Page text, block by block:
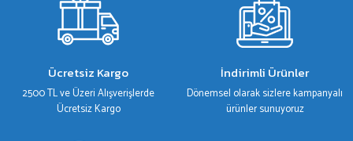
Ürün resmi kalitesiz, bozuk veya görüntülenemiyor.
Ürün açıklamasında eksik bilgiler bulunuyor.
Ürün fiyatı diğer sitelerden daha pahalı.
Bu ürüne benzer farklı alternatifler olmalı.
Ücretsiz Kargo
2500 TL ve Üzeri Alışverişlerde
Ücretsiz Kargo
İndirimli Ürünler
Dönemsel olarak sizlere kampanyalı
ürünler sunuyoruz